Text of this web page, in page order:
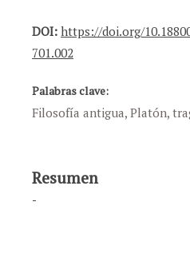
DOI: https://doi.org/
701.002
Palabras clave:
Filosofía antigua, Platón,
Resumen
-